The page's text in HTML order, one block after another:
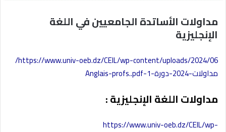
مداولات الأساتدة الجامعيين في اللغة
الإنجليزية
https://www.univ-oeb.dz/CEIL/wp-content/uploads/2024/06/
مداولات-2024-دورة-1-Anglais-profs..pdf
مداولات اللغة الإنجليزية :
https://www.univ-oeb.dz/CEIL/wp-